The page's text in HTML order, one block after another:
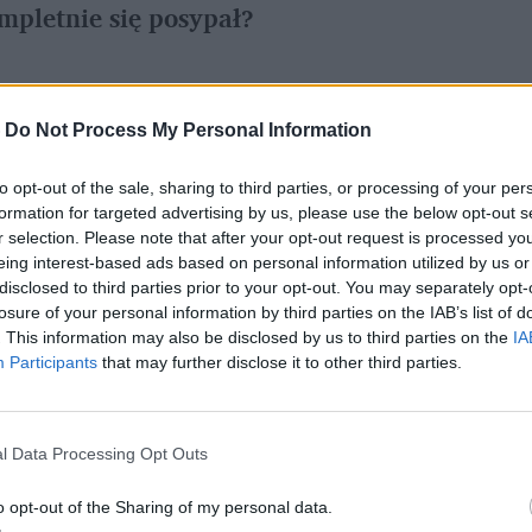
Do Not Process My Personal Information
opt-out of the sale, sharing to third parties, or processing of your
for targeted advertising by us, please use the below opt-out
selection. Please note that after your opt-out request is processed
interest-based ads based on personal information utilized by us
to third parties prior to your opt-out. You may separately
of your personal information by third parties on the IAB’s list of
This information may also be disclosed by us to third parties on the
Participants that may further disclose it to other third parties.
Data Processing Opt Outs
opt-out of the Sharing of my personal data.
się posypał?
medium w Google
miesięcy – taki wstęp chyba najlepiej
kolejnym tygodniu brodzenia w chorobach.
chorobach – ot przeziębienia, zapalenia
reszta przyjemności, które przytrafiają